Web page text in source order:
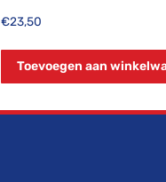
€23,50
Toevoegen aan